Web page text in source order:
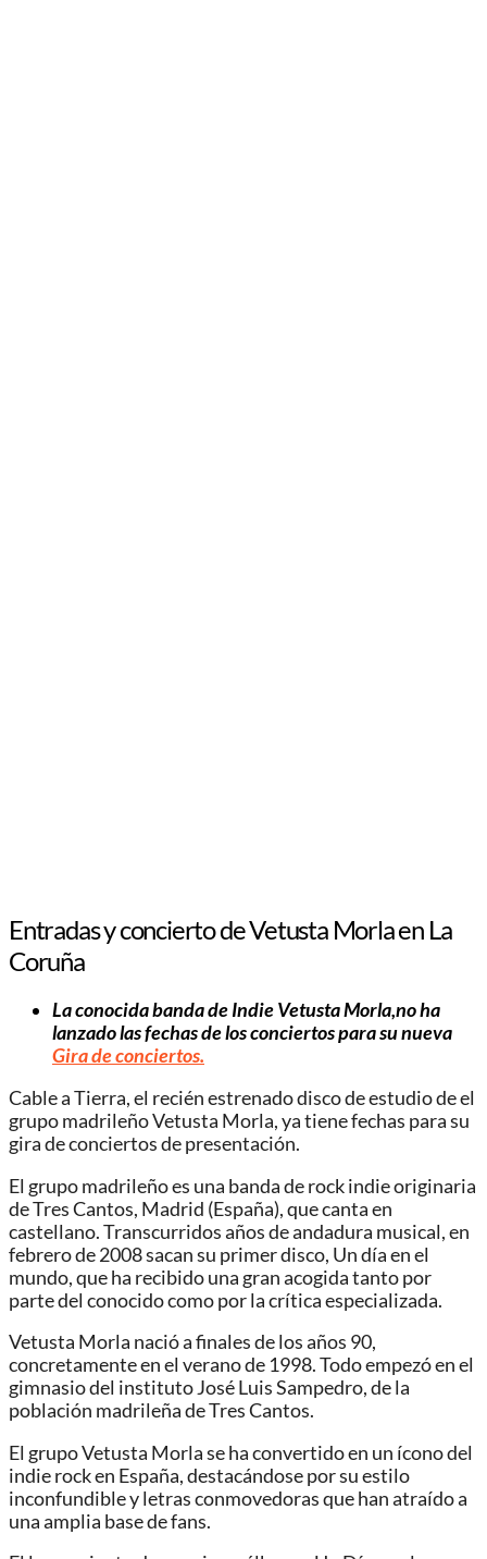
Entradas y concierto de Vetusta Morla en La
Coruña
La conocida banda de Indie Vetusta Morla,no ha
lanzado las fechas de los conciertos para su nueva
Gira de conciertos.
Cable a Tierra, el recién estrenado disco de estudio de el
grupo madrileño Vetusta Morla, ya tiene fechas para su
gira de conciertos de presentación.
El grupo madrileño es una banda de rock indie originaria
de Tres Cantos, Madrid (España), que canta en
castellano. Transcurridos años de andadura musical, en
febrero de 2008 sacan su primer disco, Un día en el
mundo, que ha recibido una gran acogida tanto por
parte del conocido como por la crítica especializada.
Vetusta Morla nació a finales de los años 90,
concretamente en el verano de 1998. Todo empezó en el
gimnasio del instituto José Luis Sampedro, de la
población madrileña de Tres Cantos.
El grupo Vetusta Morla se ha convertido en un ícono del
indie rock en España, destacándose por su estilo
inconfundible y letras conmovedoras que han atraído a
una amplia base de fans.